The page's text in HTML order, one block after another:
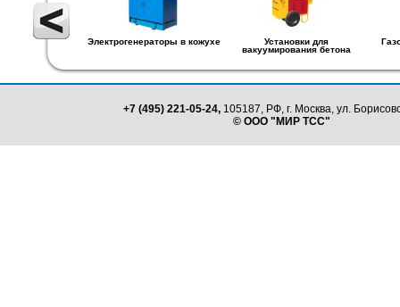
Электрогенераторы в кожухе
Установки для
вакуумирования бетона
+7 (495) 221-05-24, 105187, РФ, г. Москва, ул.
© ООО "МИР ТСС"